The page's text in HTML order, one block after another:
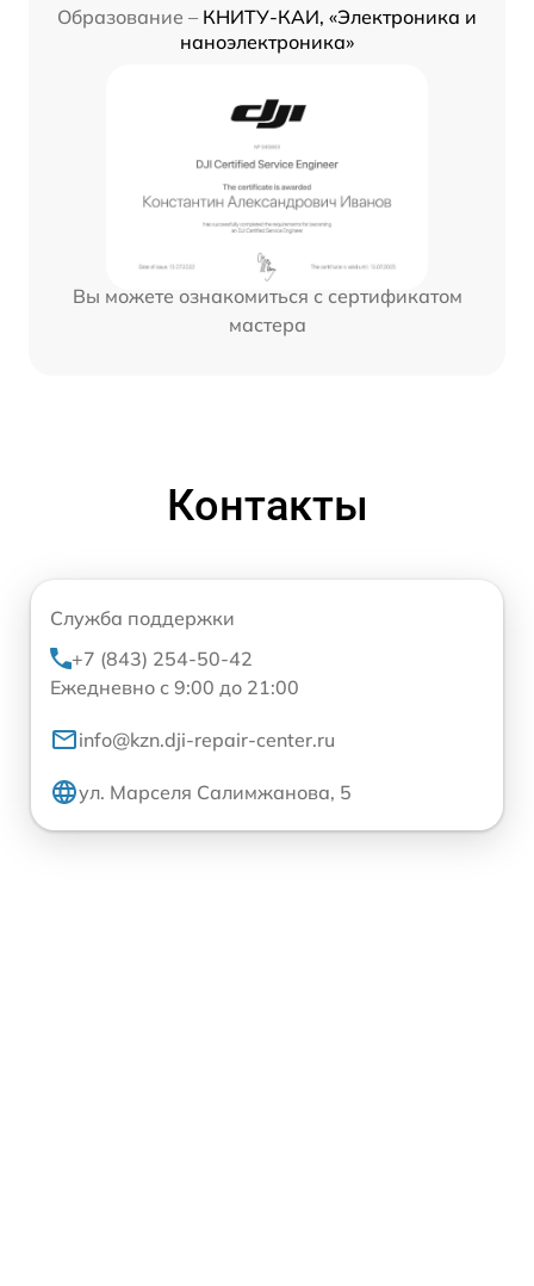
Образование – КНИТУ-КАИ, «Электроника и
наноэлектроника»
Вы можете ознакомиться с сертификатом
мастера
Контакты
Служба поддержки
+7 (843) 254-50-42
Ежедневно с 9:00 до 21:00
info@kzn.dji-repair-center.ru
ул. Марселя Салимжанова, 5